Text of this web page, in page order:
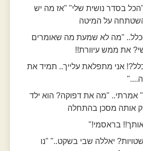
בסדר נושית שלי" "אז מה יש
על המיטה
"מה לא שמעת מה שאומרים
את ממש עיוורת!!
אני מתפלאת עלייך.. תמיד את
אמרתי.. "מה את דפוקה? הוא ילד
אותה מסכן בהתחלה
אותך!! בראסמי!"
יאללה שבי בשקט.." "נו